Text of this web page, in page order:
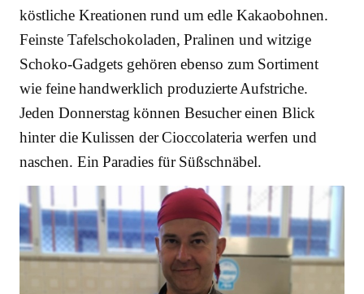
köstliche Kreationen rund um edle Kakaobohnen.
Feinste Tafelschokoladen, Pralinen und witzige
Schoko-Gadgets gehören ebenso zum Sortiment
wie feine handwerklich produzierte Aufstriche.
Jeden Donnerstag können Besucher einen Blick
hinter die Kulissen der Cioccolateria werfen und
naschen. Ein Paradies für Süßschnäbel.